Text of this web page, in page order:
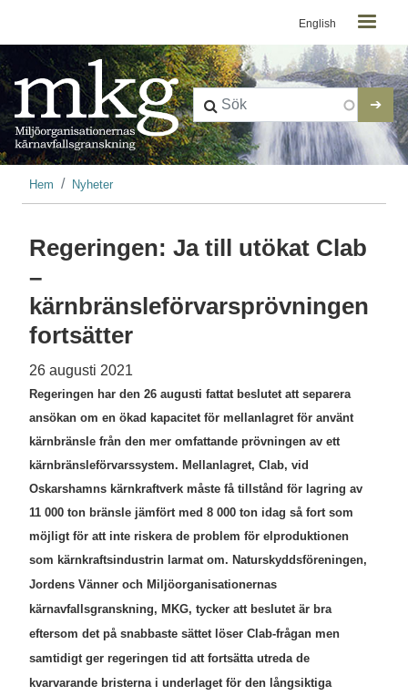
Kontaktmeny
English
Länkstig
Hem Nyheter
Regeringen: Ja till utökat Clab
–
kärnbränsleförvarsprövningen
fortsätter
26 augusti 2021
Regeringen har den 26 augusti fattat beslutet att separera
ansökan om en ökad kapacitet för mellanlagret för använt
kärnbränsle från den mer omfattande prövningen av ett
kärnbränsleförvarssystem. Mellanlagret, Clab, vid
Oskarshamns kärnkraftverk måste få tillstånd för lagring av
11 000 ton bränsle jämfört med 8 000 ton idag så fort som
möjligt för att inte riskera de problem för elproduktionen
som kärnkraftsindustrin larmat om. Naturskyddsföreningen,
Jordens Vänner och Miljöorganisationernas
kärnavfallsgranskning, MKG, tycker att beslutet är bra
eftersom det på snabbaste sättet löser Clab-frågan men
samtidigt ger regeringen tid att fortsätta utreda de
kvarvarande bristerna i underlaget för den långsiktiga